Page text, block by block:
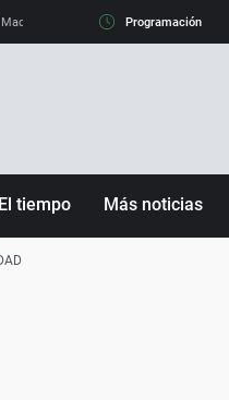
y su 'sí' al Barça La llamada
Programación
El tiempo Más noticias